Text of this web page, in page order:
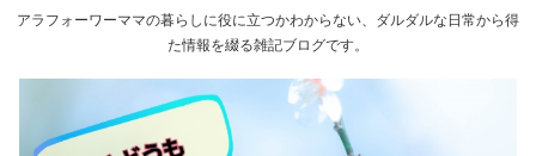
アラフォーワーママの暮らしに役に立つかわからない、ダルダルな日常から得
た情報を綴る雑記ブログです。